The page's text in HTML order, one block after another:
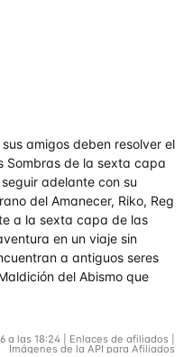
amigos deben resolver el
Sombras de la sexta capa
adelante con su
del Amanecer, Riko, Reg
a la sexta capa de las
en un viaje sin
a antiguos seres
del Abismo que
las 18:24 | Enlaces de afiliados |
Imágenes de la API para Afiliados